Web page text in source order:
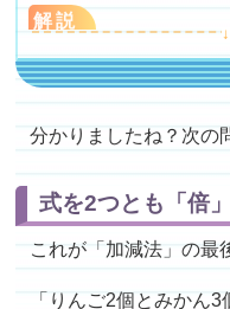
解説
分かりましたね？次の
式を2つとも「倍
これが「加減法」の最
「りんご2個とみかん